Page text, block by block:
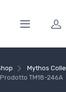
Mythos
ProdottoTM18-246A